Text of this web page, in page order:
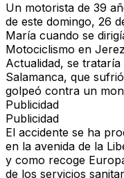
Un motorista de 39
de este domingo, 26
María cuando se
Motociclismo en
Actualidad, se
Salamanca, que sufrió
golpeó contra un
Publicidad
Publicidad
El accidente se ha
en la avenida de la
y como recoge
de los servicios